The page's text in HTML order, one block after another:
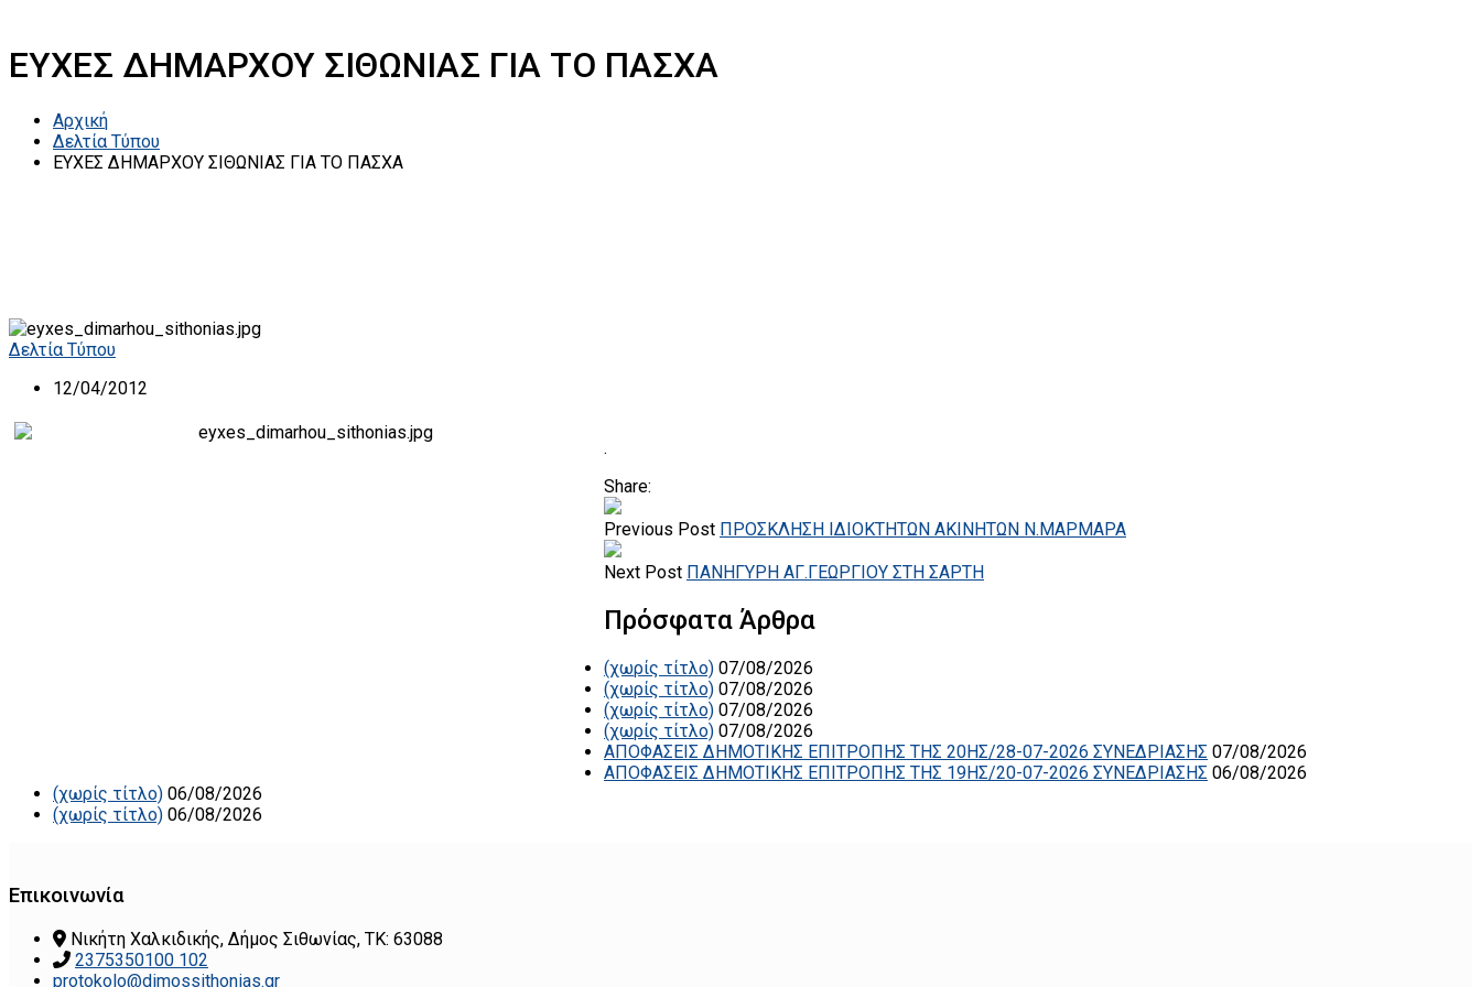
ΕΥΧΕΣ ΔΗΜΑΡΧΟΥ ΣΙΘΩΝΙΑΣ ΓΙΑ ΤΟ ΠΑΣΧΑ
Αρχική
Δελτία Τύπου
ΕΥΧΕΣ ΔΗΜΑΡΧΟΥ ΣΙΘΩΝΙΑΣ ΓΙΑ ΤΟ ΠΑΣΧΑ
Δελτία Τύπου
12/04/2012
.
Share:
Previous Post ΠΡΟΣΚΛΗΣΗ ΙΔΙΟΚΤΗΤΩΝ ΑΚΙΝΗΤΩΝ Ν.ΜΑΡΜΑΡΑ
Next Post ΠΑΝΗΓΥΡΗ ΑΓ.ΓΕΩΡΓΙΟΥ ΣΤΗ ΣΑΡΤΗ
Πρόσφατα Άρθρα
(χωρίς τίτλο) 07/08/2026
(χωρίς τίτλο) 07/08/2026
(χωρίς τίτλο) 07/08/2026
(χωρίς τίτλο) 07/08/2026
ΑΠΟΦΑΣΕΙΣ ΔΗΜΟΤΙΚΗΣ ΕΠΙΤΡΟΠΗΣ ΤΗΣ 20ΗΣ/28-07-2026 ΣΥΝΕΔΡΙΑΣΗΣ 07/08/2026
ΑΠΟΦΑΣΕΙΣ ΔΗΜΟΤΙΚΗΣ ΕΠΙΤΡΟΠΗΣ ΤΗΣ 19ΗΣ/20-07-2026 ΣΥΝΕΔΡΙΑΣΗΣ 06/08/2026
(χωρίς τίτλο) 06/08/2026
(χωρίς τίτλο) 06/08/2026
Επικοινωνία
Νικήτη Χαλκιδικής, Δήμος Σιθωνίας, ΤΚ: 63088
2375350100 102
protokolo@dimossithonias.gr